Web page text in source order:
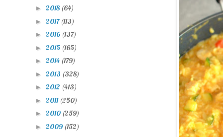
► 2018 (64)
► 2017(113)
► 2016 (137)
► 2015 (165)
► 2014 (179)
► 2013 (328)
► 2012 (413)
► 2011 (250)
► 2010 (259)
► 2009 (152)